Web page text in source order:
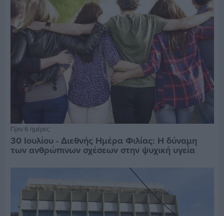
Πριν 6 ημέρες
30 Ιουλίου - Διεθνής Ημέρα Φιλίας: Η δύναμη
των ανθρώπινων σχέσεων στην ψυχική υγεία